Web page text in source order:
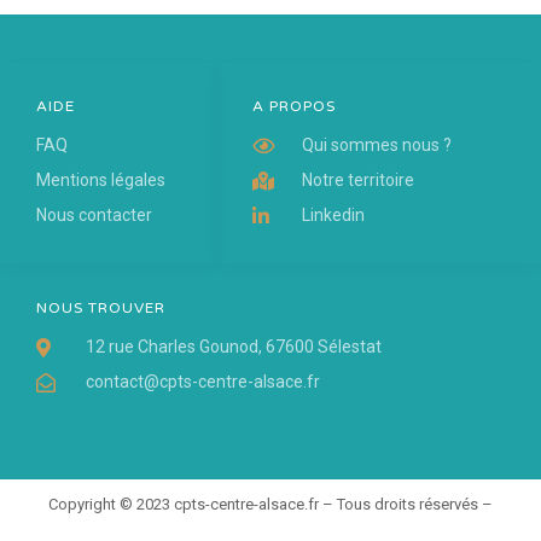
NOUS TROUVER
12 rue Charles Gounod, 67600 Sélestat
contact@cpts-centre-alsace.fr
A PROPOS
Qui sommes nous ?
Notre territoire
Linkedin
AIDE
FAQ
Mentions légales
Nous contacter
Copyright © 2023 cpts-centre-alsace.fr – Tous droits réservés –